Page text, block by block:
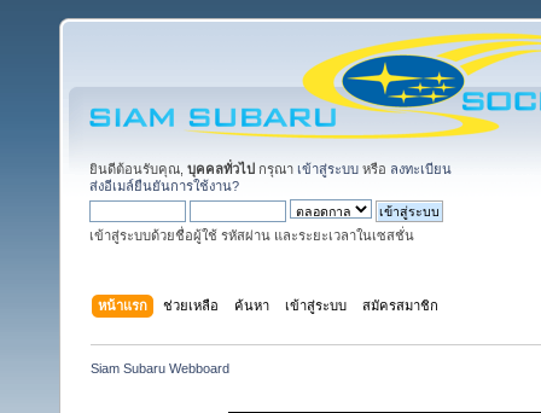
ยินดีต้อนรับคุณ, บุคคลทั่วไป กรุณา เข้าสู่ระบบ หรือ ลงทะเบียน
ส่งอีเมล์ยืนยันการใช้งาน?
เข้าสู่ระบบด้วยชื่อผู้ใช้ รหัสผ่าน และระยะเวลาในเซสชั่น
หน้าแรก ช่วยเหลือ ค้นหา เข้าสู่ระบบ สมัครสมาชิก
Siam Subaru Webboard